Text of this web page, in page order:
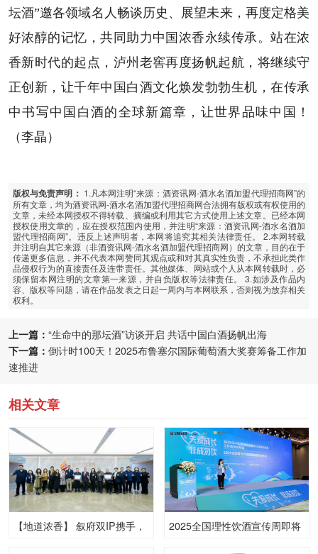
坛酒”邀各领域名人畅谈历史、展望未来，再度定格美
好浓醇的记忆，共同助力中国浓香永续传承。站在浓
香新时代的起点，泸州老窖再度扬帆起航，将继续守
正创新，让千年中国白酒文化焕发勃勃生机，在传承
中书写中国白酒的全球新篇章，让世界品味中国！
（李晶）
版权与免责声明： 1.凡本网注明“来源：酒资讯网-酒水名酒加盟代理招商网”的
所有文章，均为酒资讯网-酒水名酒加盟代理招商网合法拥有版权或有权使用的
文章，未经本网授权不得转载、摘编或利用其它方式使用上述文章。已经本网
授权使用文章的，应在授权范围内使用，并注明“来源：酒资讯网-酒水名酒加
盟代理招商网”。违反上述声明者，本网将追究其相关法律责任。 2.本网转载
并注明自其它来源（非酒资讯网-酒水名酒加盟代理招商网）的文章，目的在于
传递更多信息，并不代表本网赞同其观点或和对其真实性负责，不承担此类作
品侵权行为的直接责任及连带责任。其他媒体、网站或个人从本网转载时，必
须保留本网注明的文章第一来源，并自负版权等法律责任。 3.如涉及作品内
容、版权等问题，请在作品发表之日起一周内与本网联系，否则视为放弃相关
权利。
上一篇： “生命中的那坛酒”访谈开启 共话中国白酒扬帆出海
下一篇： 倒计时100天！2025布鲁塞尔国际葡萄酒大奖赛筹备工作加
速推进
相关文章
【地道浓香】 叙府双IP携手，
2025全国理性饮酒宣传周即将